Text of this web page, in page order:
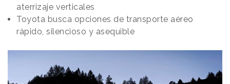
aterrizaje verticales
Toyota busca opciones de transporte aéreo
rápido, silencioso y asequible